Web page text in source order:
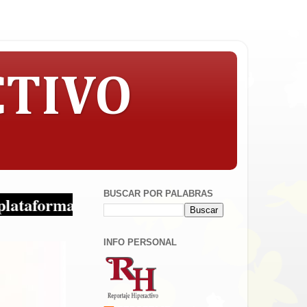
BUSCAR POR PALABRAS
INFO PERSONAL